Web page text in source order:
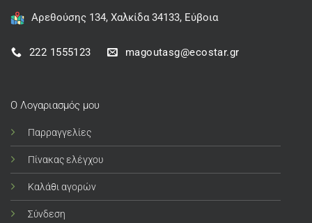
Αρεθούσης 134, Χαλκίδα 34133, Εύβοια
222 1555123 magoutasg@ecostar.gr
Ο Λογαριασμός μου
Παρραγγελίες
Πίνακας ελέγχου
Καλάθι αγορών
Σύνδεση